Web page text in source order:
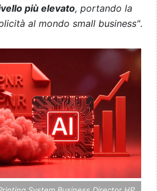
più elevato, portando la
al mondo small business".